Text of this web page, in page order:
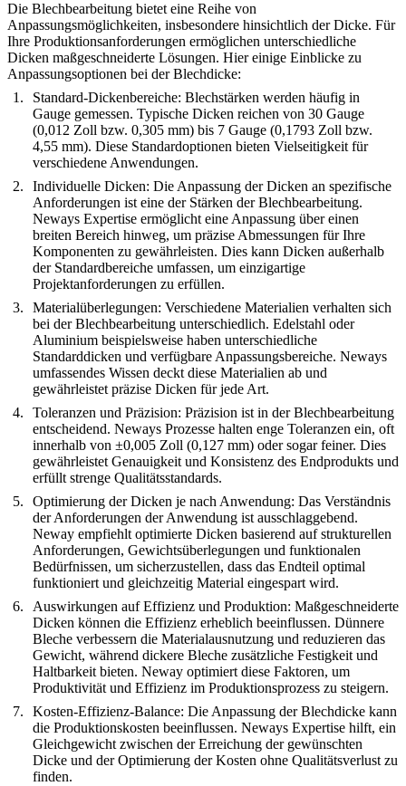
Die Blechbearbeitung bietet eine Reihe von
Anpassungsmöglichkeiten, insbesondere hinsichtlich der Dicke. Für
Ihre Produktionsanforderungen ermöglichen unterschiedliche
Dicken maßgeschneiderte Lösungen. Hier einige Einblicke zu
Anpassungsoptionen bei der Blechdicke:
Standard-Dickenbereiche: Blechstärken werden häufig in
Gauge gemessen. Typische Dicken reichen von 30 Gauge
(0,012 Zoll bzw. 0,305 mm) bis 7 Gauge (0,1793 Zoll bzw.
4,55 mm). Diese Standardoptionen bieten Vielseitigkeit für
verschiedene Anwendungen.
Individuelle Dicken: Die Anpassung der Dicken an spezifische
Anforderungen ist eine der Stärken der Blechbearbeitung.
Neways Expertise ermöglicht eine Anpassung über einen
breiten Bereich hinweg, um präzise Abmessungen für Ihre
Komponenten zu gewährleisten. Dies kann Dicken außerhalb
der Standardbereiche umfassen, um einzigartige
Projektanforderungen zu erfüllen.
Materialüberlegungen: Verschiedene Materialien verhalten sich
bei der Blechbearbeitung unterschiedlich. Edelstahl oder
Aluminium beispielsweise haben unterschiedliche
Standarddicken und verfügbare Anpassungsbereiche. Neways
umfassendes Wissen deckt diese Materialien ab und
gewährleistet präzise Dicken für jede Art.
Toleranzen und Präzision: Präzision ist in der Blechbearbeitung
entscheidend. Neways Prozesse halten enge Toleranzen ein, oft
innerhalb von ±0,005 Zoll (0,127 mm) oder sogar feiner. Dies
gewährleistet Genauigkeit und Konsistenz des Endprodukts und
erfüllt strenge Qualitätsstandards.
Optimierung der Dicken je nach Anwendung: Das Verständnis
der Anforderungen der Anwendung ist ausschlaggebend.
Neway empfiehlt optimierte Dicken basierend auf strukturellen
Anforderungen, Gewichtsüberlegungen und funktionalen
Bedürfnissen, um sicherzustellen, dass das Endteil optimal
funktioniert und gleichzeitig Material eingespart wird.
Auswirkungen auf Effizienz und Produktion: Maßgeschneiderte
Dicken können die Effizienz erheblich beeinflussen. Dünnere
Bleche verbessern die Materialausnutzung und reduzieren das
Gewicht, während dickere Bleche zusätzliche Festigkeit und
Haltbarkeit bieten. Neway optimiert diese Faktoren, um
Produktivität und Effizienz im Produktionsprozess zu steigern.
Kosten-Effizienz-Balance: Die Anpassung der Blechdicke kann
die Produktionskosten beeinflussen. Neways Expertise hilft, ein
Gleichgewicht zwischen der Erreichung der gewünschten
Dicke und der Optimierung der Kosten ohne Qualitätsverlust zu
finden.